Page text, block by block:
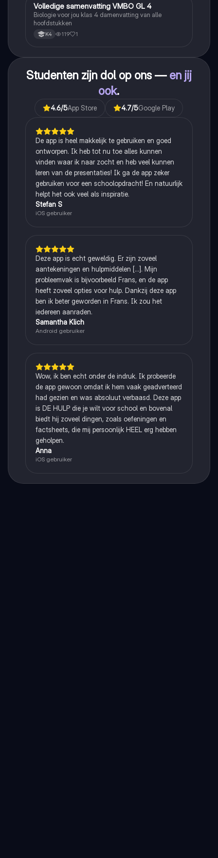
Biologie
Volledige samenvatting VMBO GL 4
Biologie voor jou klas 4 damenvatting van alle
hoofdstukken
K4 119 1
Studenten zijn dol op ons — en jij
ook.
4.6/5App Store 4.7/5Google Play
De app is heel makkelijk te gebruiken en goed
ontworpen. Ik heb tot nu toe alles kunnen
vinden waar ik naar zocht en heb veel kunnen
leren van de presentaties! Ik ga de app zeker
gebruiken voor een schoolopdracht! En natuurlijk
helpt het ook veel als inspiratie.
Stefan S
iOS gebruiker
Deze app is echt geweldig. Er zijn zoveel
aantekeningen en hulpmiddelen [...]. Mijn
probleemvak is bijvoorbeeld Frans, en de app
heeft zoveel opties voor hulp. Dankzij deze app
ben ik beter geworden in Frans. Ik zou het
iedereen aanraden.
Samantha Klich
Android gebruiker
Wow, ik ben echt onder de indruk. Ik probeerde
de app gewoon omdat ik hem vaak geadverteerd
had gezien en was absoluut verbaasd. Deze app
is DE HULP die je wilt voor school en bovenal
biedt hij zoveel dingen, zoals oefeningen en
factsheets, die mij persoonlijk HEEL erg hebben
geholpen.
Anna
iOS gebruiker